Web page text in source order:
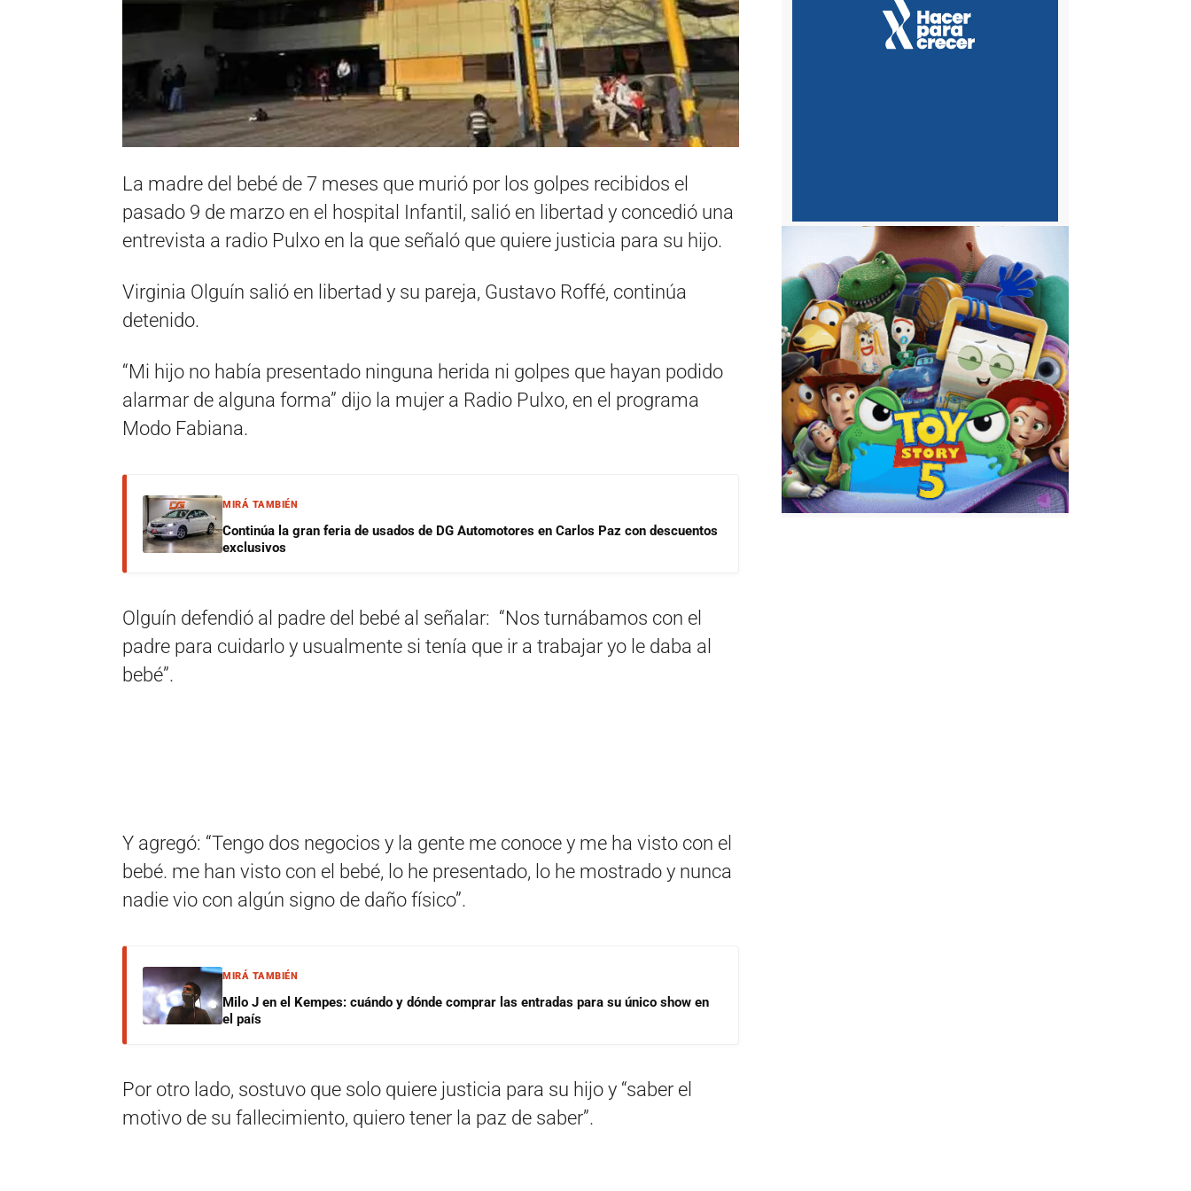
La madre del bebé de 7 meses que murió por los golpes recibidos el
pasado 9 de marzo en el hospital Infantil, salió en libertad y concedió una
entrevista a radio Pulxo en la que señaló que quiere justicia para su hijo.
Virginia Olguín salió en libertad y su pareja, Gustavo Roffé, continúa
detenido.
“Mi hijo no había presentado ninguna herida ni golpes que hayan podido
alarmar de alguna forma” dijo la mujer a Radio Pulxo, en el programa
Modo Fabiana.
MIRÁ TAMBIÉN
Continúa la gran feria de usados de DG Automotores en Carlos Paz con descuentos
exclusivos
Olguín defendió al padre del bebé al señalar: “Nos turnábamos con el
padre para cuidarlo y usualmente si tenía que ir a trabajar yo le daba al
bebé”.
Y agregó: “Tengo dos negocios y la gente me conoce y me ha visto con el
bebé. me han visto con el bebé, lo he presentado, lo he mostrado y nunca
nadie vio con algún signo de daño físico”.
MIRÁ TAMBIÉN
Milo J en el Kempes: cuándo y dónde comprar las entradas para su único show en
el país
Por otro lado, sostuvo que solo quiere justicia para su hijo y “saber el
motivo de su fallecimiento, quiero tener la paz de saber”.